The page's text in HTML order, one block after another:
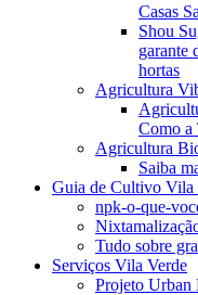
Casas
Shou
garante
hortas
Agricultura
Como a
Agricultura
Saiba
Guia de Cultivo Vila
npk-o-que-
Tudo sobre
Serviços Vila Verde
Projeto Urban